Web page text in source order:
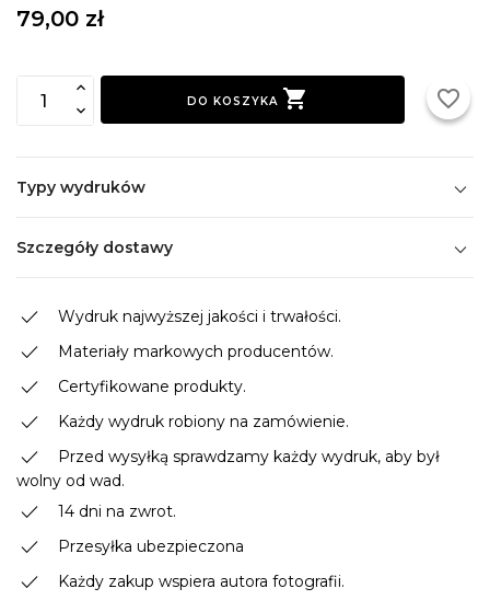
79,00 zł
DO KOSZYKA  favorite_border
Typy wydruków
Szczegóły dostawy
done Wydruk najwyższej jakości i trwałości.
done Materiały markowych producentów.
done Certyfikowane produkty.
done Każdy wydruk robiony na zamówienie.
done
Przed wysyłką sprawdzamy każdy wydruk, aby był
wolny od wad.
done 14 dni na zwrot.
done Przesyłka ubezpieczona
done Każdy zakup wspiera autora fotografii.